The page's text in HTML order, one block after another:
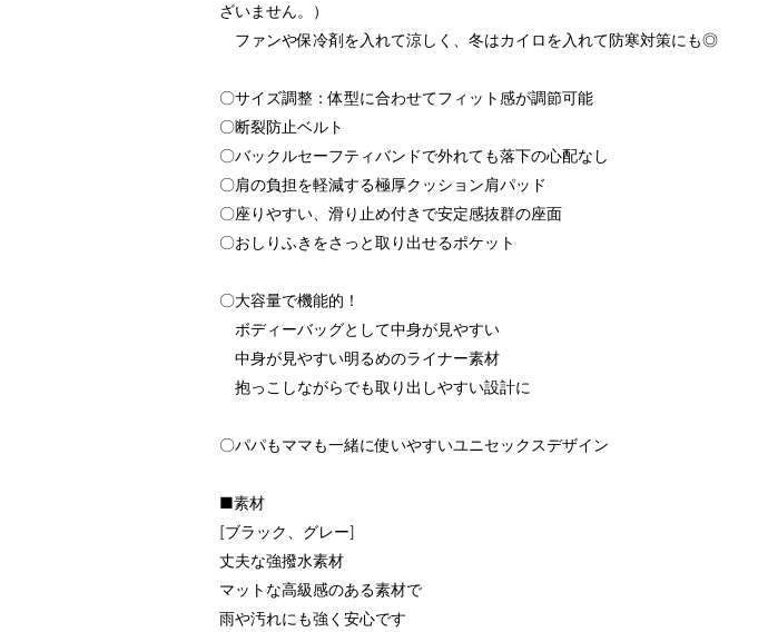
ざいません。）
ファンや保冷剤を入れて涼しく、冬はカイロを入れて防寒対策にも◎
〇サイズ調整：体型に合わせてフィット感が調節可能
〇断裂防止ベルト
〇バックルセーフティバンドで外れても落下の心配なし
〇肩の負担を軽減する極厚クッション肩パッド
〇座りやすい、滑り止め付きで安定感抜群の座面
〇おしりふきをさっと取り出せるポケット
〇大容量で機能的！
ボディーバッグとして中身が見やすい
中身が見やすい明るめのライナー素材
抱っこしながらでも取り出しやすい設計に
〇パパもママも一緒に使いやすいユニセックスデザイン
■素材
[ブラック、グレー]
丈夫な強撥水素材
マットな高級感のある素材で
雨や汚れにも強く安心です